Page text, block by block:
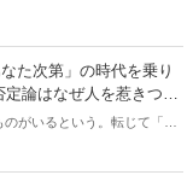
た次第」の時代を乗り
子
がいるという。転じて「読